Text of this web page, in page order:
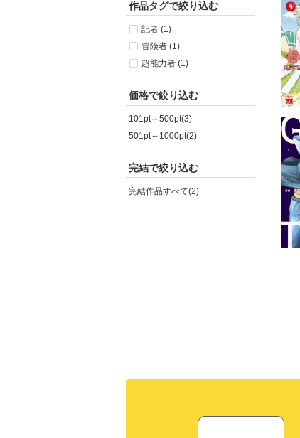
作品タグで絞り込む
記者 (1)
冒険者 (1)
超能力者 (1)
価格で絞り込む
101pt～500pt(3)
501pt～1000pt(2)
完結で絞り込む
完結作品すべて(2)